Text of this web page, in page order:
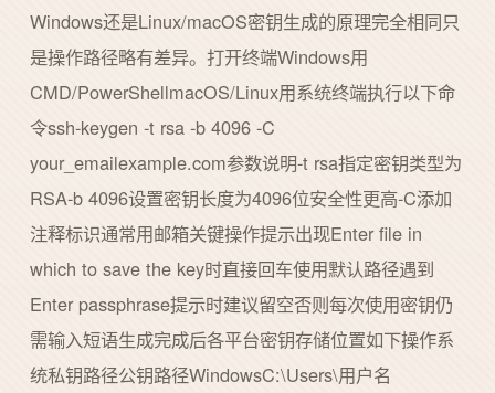
Windows还是Linux/macOS密钥生成的原理完全相同只
是操作路径略有差异。打开终端Windows用
CMD/PowerShellmacOS/Linux用系统终端执行以下命
令ssh-keygen -t rsa -b 4096 -C
your_emailexample.com参数说明-t rsa指定密钥类型为
RSA-b 4096设置密钥长度为4096位安全性更高-C添加
注释标识通常用邮箱关键操作提示出现Enter file in
which to save the key时直接回车使用默认路径遇到
Enter passphrase提示时建议留空否则每次使用密钥仍
需输入短语生成完成后各平台密钥存储位置如下操作系
统私钥路径公钥路径WindowsC:\Users\用户名